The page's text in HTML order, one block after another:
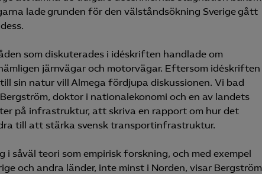
lade grunden för den välståndsökning Sverige gått
som diskuterades i idéskriften handlade om
järnvägar och motorvägar. Eftersom idéskriften
sin natur vill Almega fördjupa diskussionen. Vi bad
doktor i nationalekonomi och en av landets
på infrastruktur, att skriva en rapport om hur det
till att stärka svensk transportinfrastruktur.
i såväl teori som empirisk forskning, och med exempel
och andra länder, inte minst i Norden, visar Bergström